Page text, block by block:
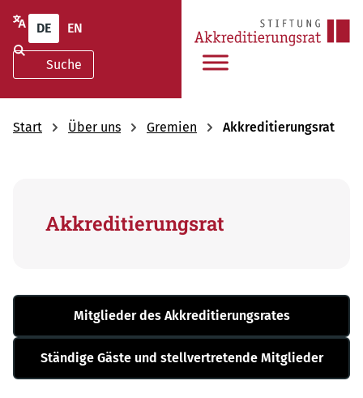
DE EN
Start Über uns Gremien Akkreditierungsrat
Akkreditierungsrat
Mitglieder des Akkreditierungsrates
Ständige Gäste und stellvertretende Mitglieder